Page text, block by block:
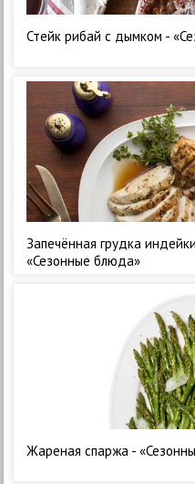
Стейк рибай с дымком -
Запечённая грудка
«Сезонные блюда»
Жареная спаржа -